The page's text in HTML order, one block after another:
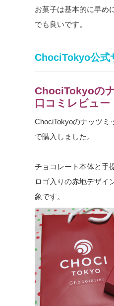
お菓子は基本的に早め
でも良いです。
ChociTokyo公式
ChociTokyoの
口コミレビュー
ChociTokyoのナッツミ
で購入しました。
チョコレート本体と手
ロゴ入りの赤地デザイ
象です。